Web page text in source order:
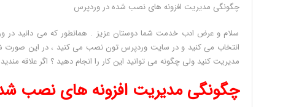
چگونگی مدیریت افزونه های نصب شده در وردپرس
سلام و عرض ادب خدمت شما دوستان عزیز . همانطور که می دانید در
انتخاب می کنید و در سایت وردپرس تون نصب می کنید ، در این صورت
مدیریت کنید ولی چگونه می توانید این کار را انجام دهید ؟ اگر علاقه
چگونگی مدیریت افزونه های نصب